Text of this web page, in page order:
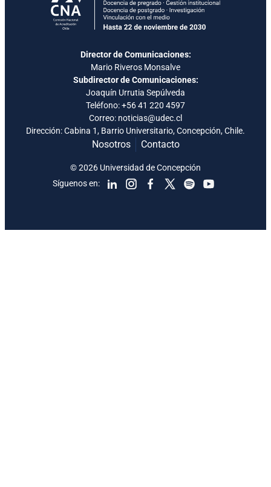
Director de Comunicaciones:
Mario Riveros Monsalve
Subdirector de Comunicaciones:
Joaquín Urrutia Sepúlveda
Teléfono:+56 41 220 4597
Correo: noticias@udec.cl
Dirección: Cabina 1, Barrio Universitario, Concepción, Chile.
Nosotros Contacto
Síguenos en:
© 2026 Universidad de Concepción